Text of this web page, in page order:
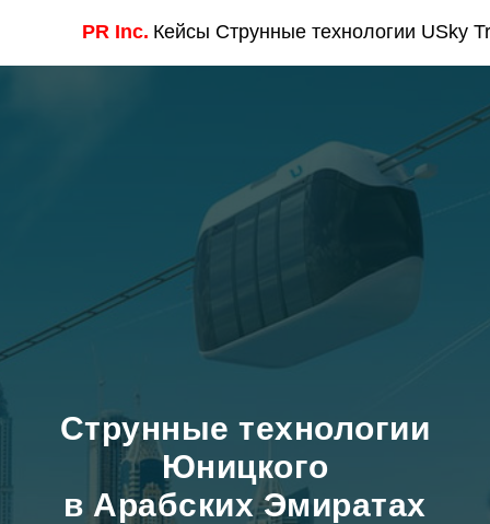
PR Inc. Кейсы Струнные технологии USky
Струнные технологии
Юницкого
в Арабских Эмиратах